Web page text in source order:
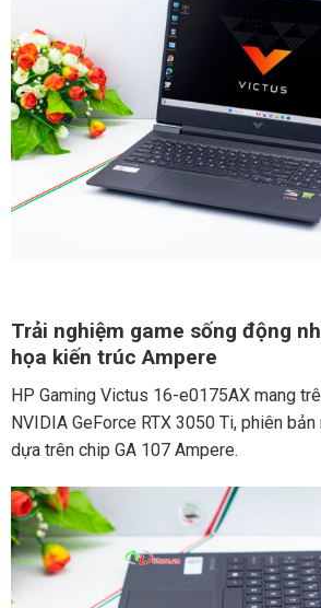
Trải nghiệm game sống động
họa kiến trúc Ampere
HP Gaming Victus 16-e0175AX mang
NVIDIA GeForce RTX 3050 Ti, phiên bản
dựa trên chip GA 107 Ampere.